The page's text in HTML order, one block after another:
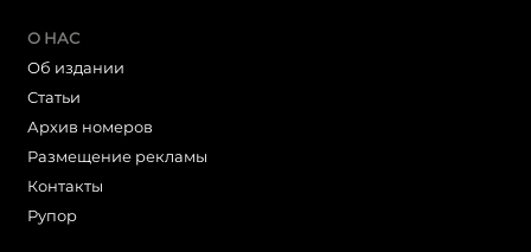
О НАС
Об издании
Статьи
Архив номеров
Размещение рекламы
Контакты
Рупор